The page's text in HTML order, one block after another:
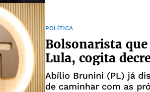
POLÍTICA
Bolsonarista
Lula, cogita
Abílio Brunini (PL) já
de caminhar com as